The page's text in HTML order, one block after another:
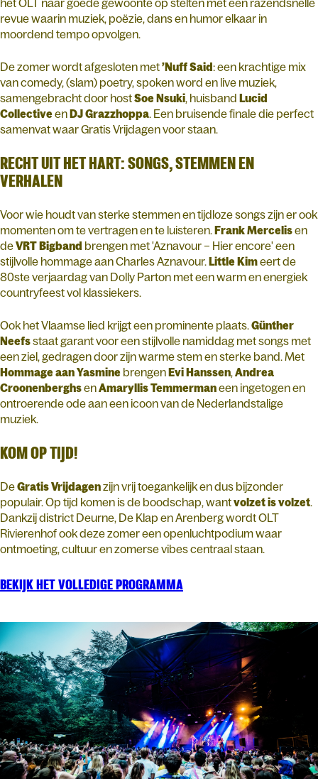
het OLT naar goede gewoonte op stelten met een razendsnelle
revue waarin muziek, poëzie, dans en humor elkaar in
moordend tempo opvolgen.
De zomer wordt afgesloten met’Nuff Said: een krachtige mix
van comedy, (slam) poetry, spoken word en live muziek,
samengebracht door hostSoe Nsuki, huisband Lucid
CollectiveenDJ Grazzhoppa. Een bruisende finale die perfect
samenvat waar Gratis Vrijdagen voor staan.
RECHT UIT HET HART: SONGS, STEMMEN EN
VERHALEN
Voor wie houdt van sterke stemmen en tijdloze songs zijn er ook
momenten om te vertragen en te luisteren.Frank Mercelisen
deVRT Bigband brengen met 'Aznavour – Hier encore' een
stijlvolle hommage aan Charles Aznavour.Little Kimeert de
80ste verjaardag van Dolly Parton met een warm en energiek
countryfeest vol klassiekers.
Ook het Vlaamse lied krijgt een prominente plaats.Günther
Neefsstaat garant voor een stijlvolle namiddag met songs met
een ziel, gedragen door zijn warme stem en sterke band. Met
Hommage aan Yasmine brengenEvi Hanssen,Andrea
CroonenberghsenAmaryllis Temmermaneen ingetogen en
ontroerende ode aan een icoon van de Nederlandstalige
muziek.
KOM OP TIJD!
DeGratis Vrijdagenzijn vrij toegankelijk en dus bijzonder
populair. Op tijd komen is de boodschap, wantvolzet is volzet.
Dankzij district Deurne, De Klap en Arenberg wordt OLT
Rivierenhof ook deze zomer een openluchtpodium waar
ontmoeting, cultuur en zomerse vibes centraal staan.
BEKIJK HET VOLLEDIGE PROGRAMMA